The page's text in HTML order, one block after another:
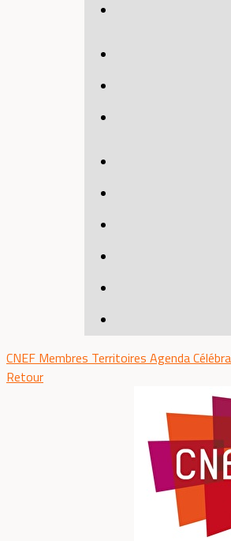
CNEF Membres Territoires Agenda
Retour